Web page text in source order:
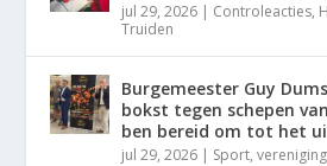
jul 29, 2026 | Controleacties,
Truiden
Burgemeester Guy
bokst tegen schepen
ben bereid om tot het
jul 29, 2026 | Sport,